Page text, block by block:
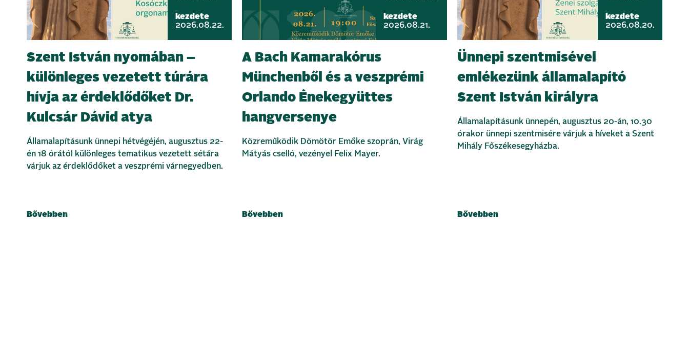
kezdete
2026.08.22.
Szent István nyomában –
különleges vezetett túrára
hívja az érdeklődőket Dr.
Kulcsár Dávid atya
Államalapításunk ünnepi hétvégéjén, augusztus 22-
én 18 órától különleges tematikus vezetett sétára
várjuk az érdeklődőket a veszprémi várnegyedben.
Bővebben
kezdete
2026.08.21.
A Bach Kamarakórus
Münchenből és a veszprémi
Orlando Énekegyüttes
hangversenye
Közreműködik Dömötör Emőke szoprán, Virág
Mátyás cselló, vezényel Felix Mayer.
Bővebben
kezdete
2026.08.20.
Ünnepi szentmisével
emlékezünk államalapító
Szent István királyra
Államalapításunk ünnepén, augusztus 20-án, 10.30
órakor ünnepi szentmisére várjuk a híveket a Szent
Mihály Főszékesegyházba.
Bővebben